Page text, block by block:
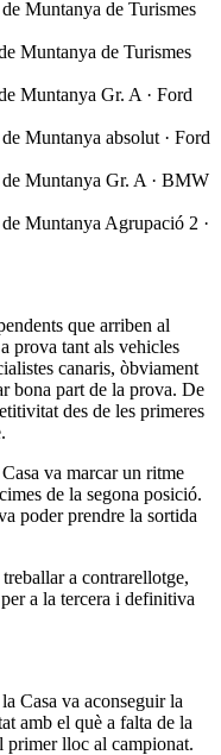
Muntanya de Turismes
Muntanya de Turismes
Muntanya Gr. A · Ford
Muntanya absolut · Ford
Muntanya Gr. A · BMW
Muntanya Agrupació 2 ·
que arriben al
prova tant als vehicles
canaris, òbviament
bona part de la prova. De
des de les primeres
va marcar un ritme
de la segona posició.
poder prendre la sortida
a contrarellotge,
a la tercera i definitiva
Casa va aconseguir la
amb el què a falta de la
primer lloc al campionat.